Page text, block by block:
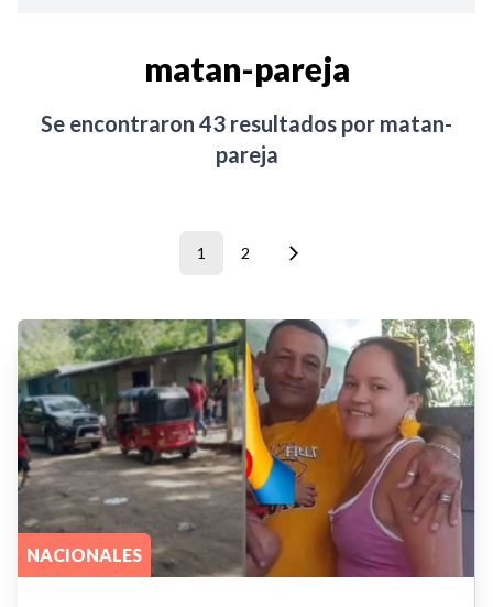
matan-pareja
Se encontraron 43 resultados por matan-
pareja
1 2
NACIONALES